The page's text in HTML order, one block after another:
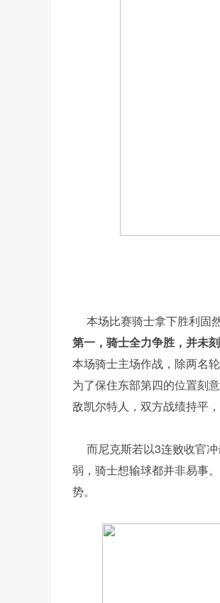
本场比赛骑士拿下胜利固
第一，骑士全力争胜，并未
本场骑士主场作战，除两名
为了保住东部第四的位置刻
敌凯尔特人，双方战绩持平
而尼克斯若以3连败收官
弱，骑士想输球都并非易事
势。